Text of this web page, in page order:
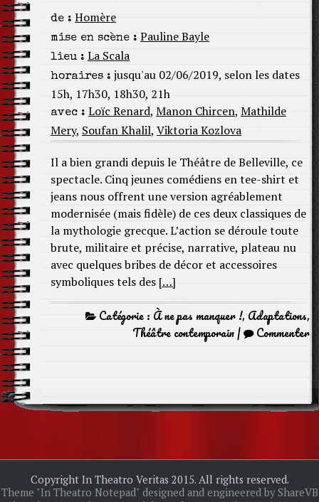
de : Homère
mise en scène : Pauline Bayle
lieu : La Scala
horaires : jusqu'au 02/06/2019, selon les dates
15h, 17h30, 18h30, 21h
avec : Loïc Renard, Manon Chircen, Mathilde
Mery, Soufan Khalil, Viktoria Kozlova
Il a bien grandi depuis le Théâtre de Belleville, ce
spectacle. Cinq jeunes comédiens en tee-shirt et
jeans nous offrent une version agréablement
modernisée (mais fidèle) de ces deux classiques de
la mythologie grecque. L’action se déroule toute
brute, militaire et précise, narrative, plateau nu
avec quelques bribes de décor et accessoires
symboliques tels des […]
Catégorie : À ne pas manquer !, Adaptations,
Théâtre contemporain| Commenter
Copyright In Theatro Veritas 2015. All rights reserved.
Theme "In Theatro Notepad" designed and engineered by ShareVB